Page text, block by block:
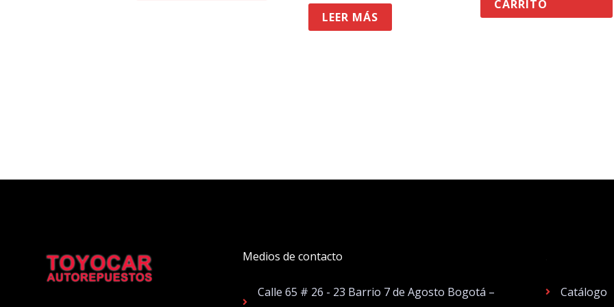
LEER MÁS
CARRITO
Medios de contacto
Calle 65 # 26 - 23 Barrio 7 de Agosto Bogotá –
Catálogo